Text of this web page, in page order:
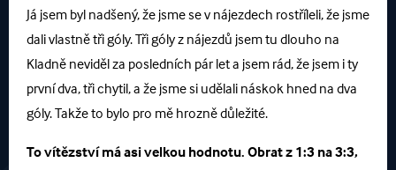
Já jsem byl nadšený, že jsme se v nájezdech rostříleli, že jsme
dali vlastně tři góly. Tři góly z nájezdů jsem tu dlouho na
Kladně neviděl za posledních pár let a jsem rád, že jsem i ty
první dva, tři chytil, a že jsme si udělali náskok hned na dva
góly. Takže to bylo pro mě hrozně důležité.
To vítězství má asi velkou hodnotu. Obrat z 1:3 na 3:3,